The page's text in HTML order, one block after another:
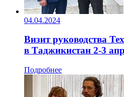
04.04.2024
Визит руководства
в Таджикистан 2-3
Подробнее